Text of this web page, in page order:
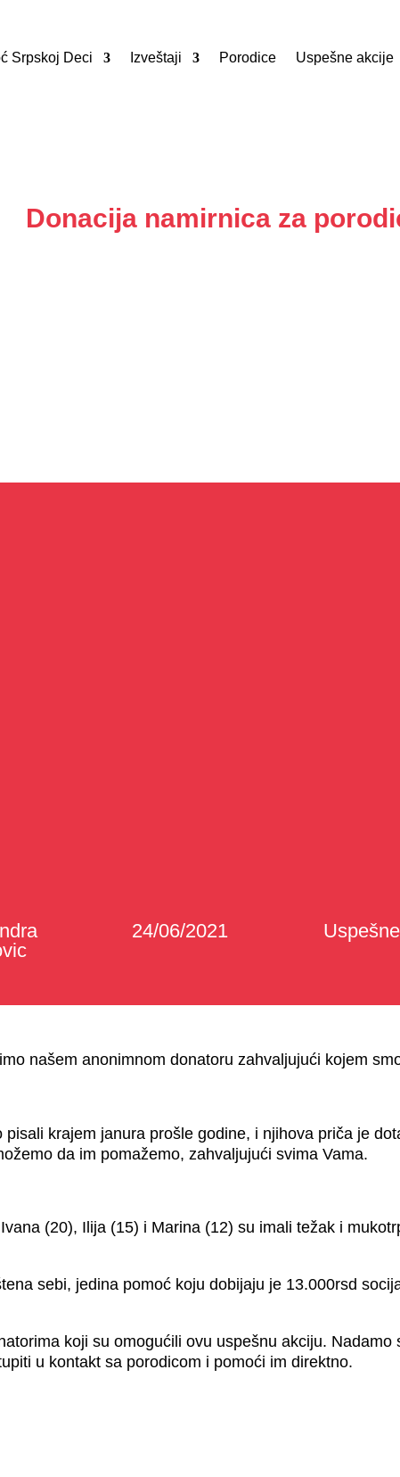
Srpskoj Deci Izveštaji Porodice Uspešne akcije
Donacija namirnica za
24/06/2021
našem anonimnom donatoru zahvaljujući kojem
krajem janura prošle godine, i njihova priča je
da im pomažemo, zahvaljujući svima Vama.
(20), Ilija (15) i Marina (12) su imali težak i
sebi, jedina pomoć koju dobijaju je 13.000rsd
koji su omogućili ovu uspešnu akciju.
u kontakt sa porodicom i pomoći im direktno.